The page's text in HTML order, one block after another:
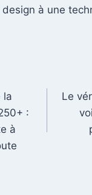
à une
la
:
à
Le